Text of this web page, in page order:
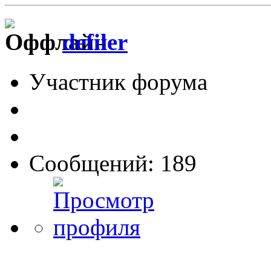
defiler
Участник форума
Сообщений: 189